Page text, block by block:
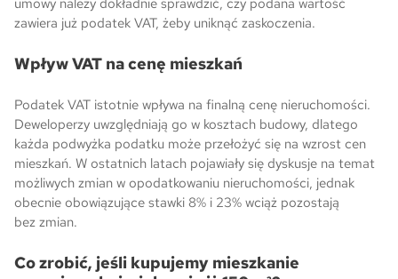
umowy należy dokładnie sprawdzić, czy podana wartość
zawiera już podatek VAT, żeby uniknąć zaskoczenia.
Wpływ VAT na cenę mieszkań
Podatek VAT istotnie wpływa na finalną cenę nieruchomości.
Deweloperzy uwzględniają go w kosztach budowy, dlatego
każda podwyżka podatku może przełożyć się na wzrost cen
mieszkań. W ostatnich latach pojawiały się dyskusje na temat
możliwych zmian w opodatkowaniu nieruchomości, jednak
obecnie obowiązujące stawki 8% i 23% wciąż pozostają
bez zmian.
Co zrobić, jeśli kupujemy mieszkanie